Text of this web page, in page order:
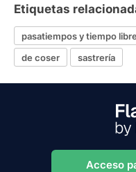
Etiquetas
pasatiempos y tiempo libre
de coser
sastrería
Acceso